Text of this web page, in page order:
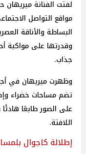
لفتت الفنانة
مواقع التواصل
البساطة والأناقة
وقدرتها على مواكبة
جذاب.
وظهرت ميريهان في
تضم مساحات خضراء
على الصور طابعًا
اللافتة.
إطلالة كاجوال